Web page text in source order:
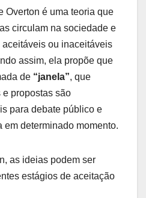
Overton é uma teoria que
circulam na sociedade e
ou inaceitáveis
assim, ela propõe que
de “janela”, que
propostas são
para debate público e
em determinado momento.
as ideias podem ser
estágios de aceitação